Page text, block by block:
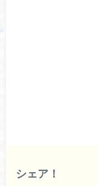
シェア！